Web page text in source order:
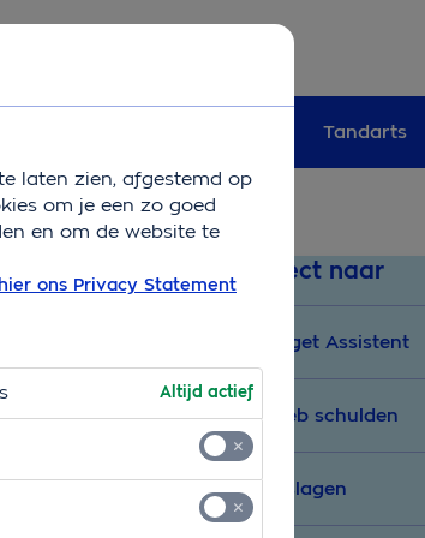
Tandarts
Direct naar
Budget Assistent
Ik heb schulden
Toeslagen
laten zien, afgestemd op
om je een zo goed
en om de website te
ons Privacy Statement
Altijd actief